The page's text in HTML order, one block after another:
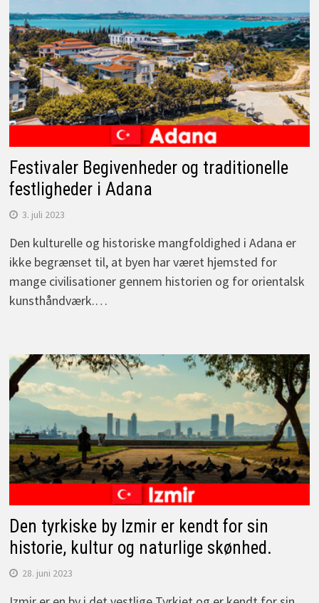
Festivaler Begivenheder og traditionelle
festligheder i Adana
3. juli 2023
Den kulturelle og historiske mangfoldighed i Adana er
ikke begrænset til, at byen har været hjemsted for
mange civilisationer gennem historien og for orientalsk
kunsthåndværk.…
Den tyrkiske by Izmir er kendt for sin
historie, kultur og naturlige skønhed.
28. juni 2023